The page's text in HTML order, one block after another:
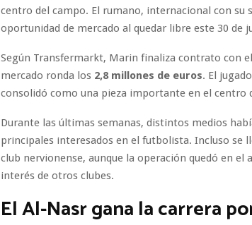
centro del campo. El rumano, internacional con su
oportunidad de mercado al quedar libre este 30 de
Según Transfermarkt, Marin finaliza contrato con
mercado ronda los 2,8 millones de euros. El
consolidó como una pieza importante en el centro
Durante las últimas semanas, distintos medios
principales interesados en el futbolista. Incluso se
club nervionense, aunque la operación quedó en
interés de otros clubes.
El Al-Nasr gana la carrera